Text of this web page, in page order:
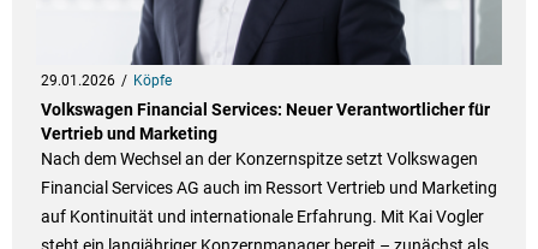
29.01.2026 Köpfe
Volkswagen Financial Services: Neuer Verantwortlicher für
Vertrieb und Marketing
Nach dem Wechsel an der Konzernspitze setzt Volkswagen
Financial Services AG auch im Ressort Vertrieb und Marketing
auf Kontinuität und internationale Erfahrung. Mit Kai Vogler